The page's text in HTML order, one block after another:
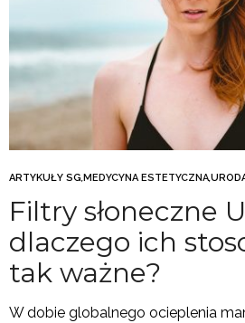
ARTYKUŁY SG,MEDYCYNA ESTETYCZNA,
Filtry słoneczne
dlaczego ich
tak ważne?
W dobie globalnego ocieplenia